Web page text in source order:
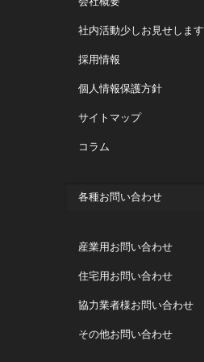
社内活動少しお見せします
採用情報
個人情報保護方針
サイトマップ
コラム
各種お問い合わせ
産業用お問い合わせ
住宅用お問い合わせ
協力業者様お問い合わせ
その他お問い合わせ